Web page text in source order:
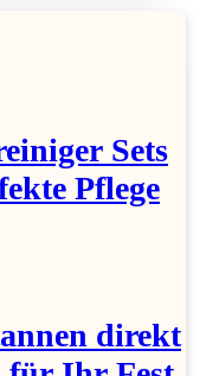
Sets
Pflege
direkt